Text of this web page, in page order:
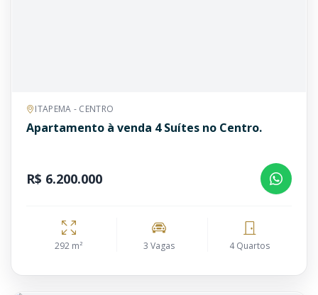
ITAPEMA - CENTRO
Apartamento à venda 4 Suítes no Centro.
R$ 6.200.000
292 m² 3 Vagas 4 Quartos